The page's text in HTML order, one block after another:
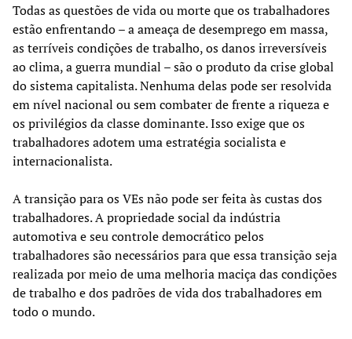
Todas as questões de vida ou morte que os trabalhadores
estão enfrentando – a ameaça de desemprego em massa,
as terríveis condições de trabalho, os danos irreversíveis
ao clima, a guerra mundial – são o produto da crise global
do sistema capitalista. Nenhuma delas pode ser resolvida
em nível nacional ou sem combater de frente a riqueza e
os privilégios da classe dominante. Isso exige que os
trabalhadores adotem uma estratégia socialista e
internacionalista.
A transição para os VEs não pode ser feita às custas dos
trabalhadores. A propriedade social da indústria
automotiva e seu controle democrático pelos
trabalhadores são necessários para que essa transição seja
realizada por meio de uma melhoria maciça das condições
de trabalho e dos padrões de vida dos trabalhadores em
todo o mundo.